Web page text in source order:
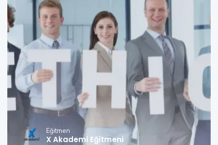
Eğitmen
X Akademi Eğitmeni